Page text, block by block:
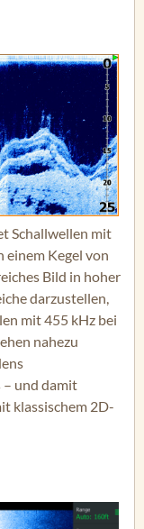
Schallwellen mit
einem Kegel von
Bild in hoher
darzustellen,
mit 455 kHz bei
nahezu
– und damit
klassischem 2D-